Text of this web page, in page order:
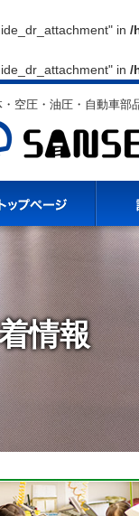
in /
in /
空圧・油圧・自動車部
情報